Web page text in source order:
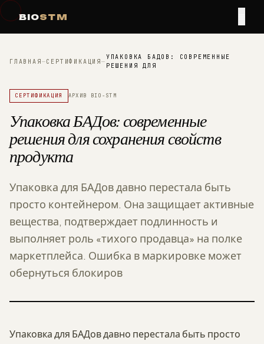
BIOSTM
ГЛАВНАЯ—СЕРТИФИКАЦИЯ—
УПАКОВКА БАДОВ: СОВРЕМЕННЫЕ
РЕШЕНИЯ ДЛЯ
СЕРТИФИКАЦИЯ АРХИВ BIO-STM
Упаковка БАДов: современные
решения для сохранения свойств
продукта
Упаковка для БАДов давно перестала быть
просто контейнером. Она защищает активные
вещества, подтверждает подлинность и
выполняет роль «тихого продавца» на полке
маркетплейса. Ошибка в маркировке может
обернуться блокиров
Упаковка для БАДов давно перестала быть просто